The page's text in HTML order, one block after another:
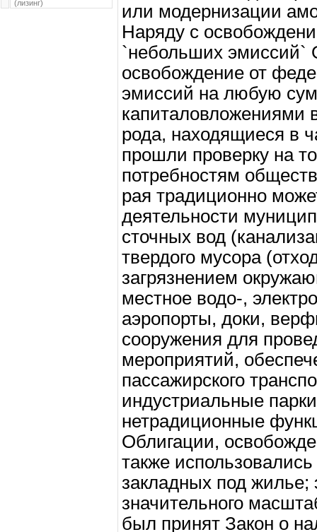
(лизинг)
или модернизации
Наряду с
`небольших эмиссий`
освобождение от
эмиссий на любую
капиталовложениями
рода, находящиеся в
прошли проверку на
потребностям
рая традиционно
деятельности
сточных вод
твердого мусора
загрязнением
местное водо-,
аэропорты, доки,
сооружения для
мероприятий,
пассажирского
индустриальные
нетрадиционные
Облигации,
также
закладных под жилье;
значительного
был принят Закон о